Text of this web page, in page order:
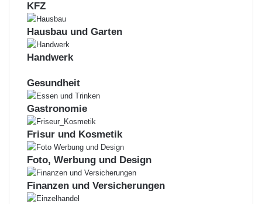
KFZ
Hausbau und Garten
Handwerk
Gesundheit
Gastronomie
Frisur und Kosmetik
Foto, Werbung und Design
Finanzen und Versicherungen